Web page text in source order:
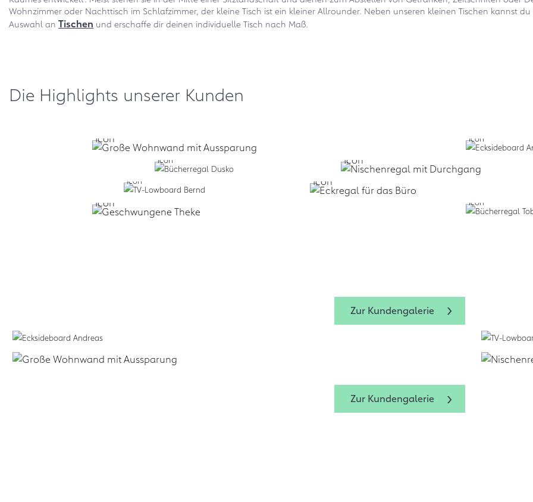
Wohnzimmer oder Nachttisch im Schlafzimmer, der kleine Tisch ist ein kleiner Allrounder. Neben unseren kleinen Tischen kannst
Auswahl an Tischen und erschaffe dir deinen individuelle Tisch nach Maß.
Die Highlights unserer Kunden
Selbst formen:
Zum Design
Business:
Zur Kundengalerie
Zur Kundengalerie